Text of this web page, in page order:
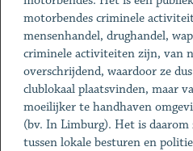
motorbendes criminele
mensenhandel, drughandel,
criminele activiteiten zijn, van
overschrijdend, waardoor ze
clublokaal plaatsvinden, maar
moeilijker te handhaven
(bv. In Limburg). Het is daarom
tussen lokale besturen en